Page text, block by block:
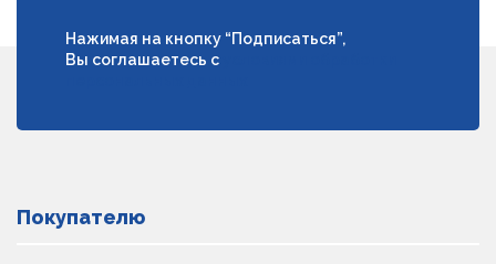
Нажимая на кнопку “Подписаться”,
Вы соглашаетесь с
Покупателю